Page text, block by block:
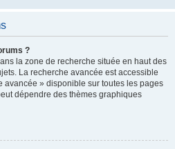
?
la zone de recherche située en haut des
La recherche avancée est accessible
avancée » disponible sur toutes les pages
dépendre des thèmes graphiques